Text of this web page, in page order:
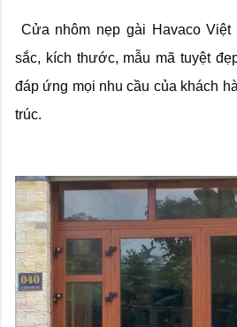
Cửa nhôm nẹp gài Havaco Việt
sắc, kích thước, mẫu mã tuyệt
đáp ứng mọi nhu cầu của khách
trúc.